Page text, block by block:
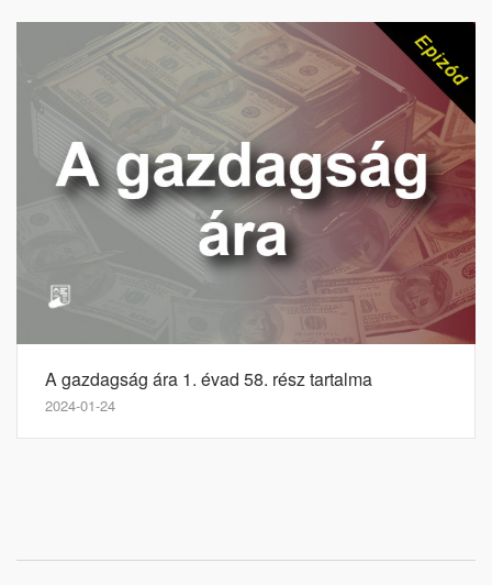
A gazdagság ára 1. évad 58. rész tartalma
2024-01-24